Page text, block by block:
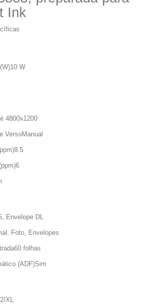
Ink
10 W
4800x1200
VersoManual
8.5
6
Envelope DL
Foto, Envelopes
60 folhas
(ADF)Sim
XL